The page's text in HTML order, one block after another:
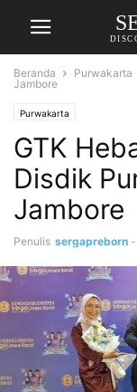
Beranda Purwakarta
Jambore
Purwakarta
GTK
Disdik
Jambore
Penulis sergapreborn -